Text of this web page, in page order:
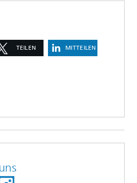
TEILEN MITTEILEN